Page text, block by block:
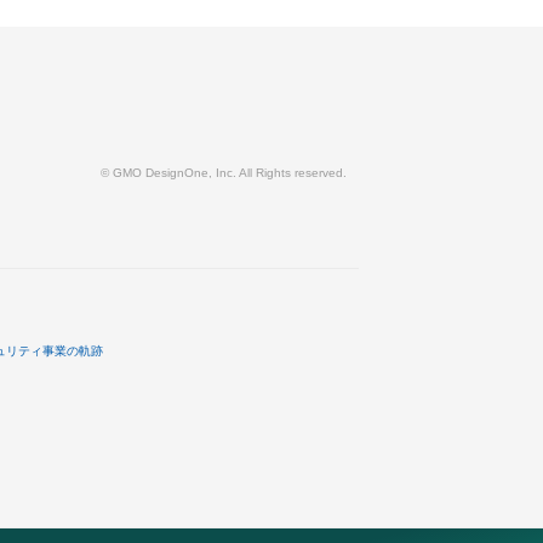
© GMO DesignOne, Inc. All Rights reserved.
リティ事業の軌跡